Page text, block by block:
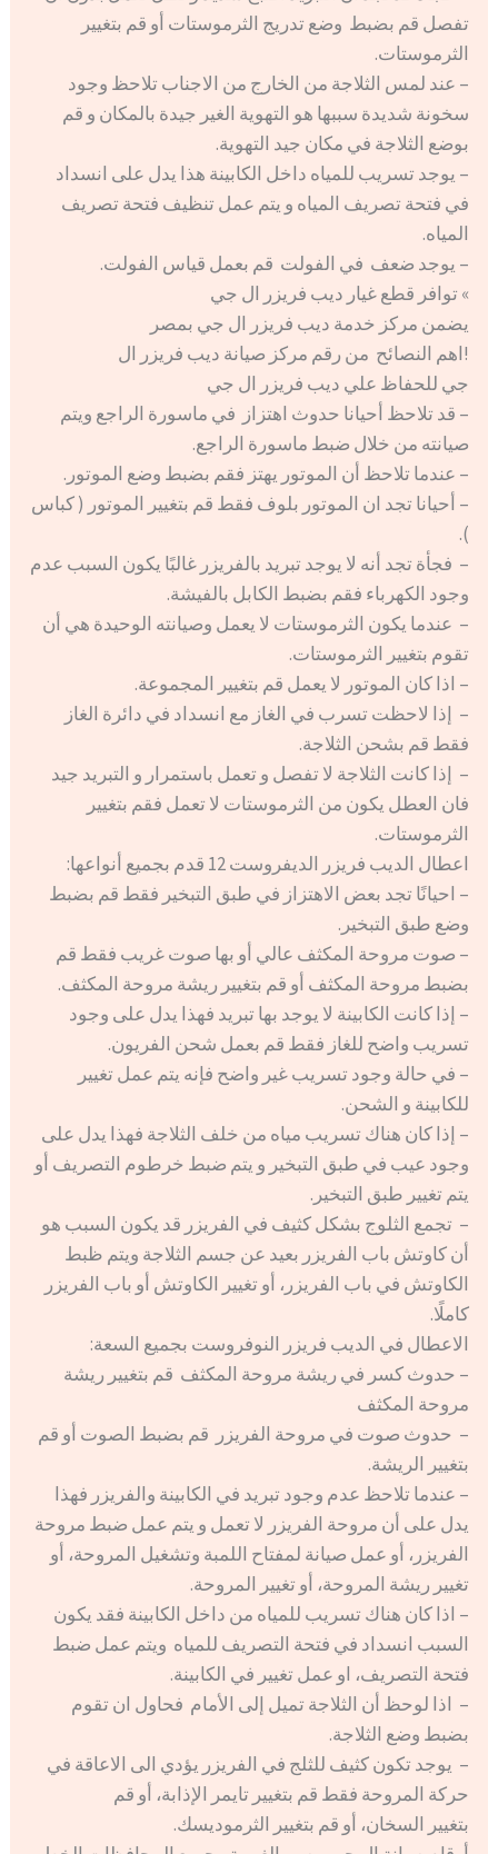
تفصل قم بضبط وضع تدريج الثرموستات أو قم بتغيير
الثرموستات.
– عند لمس الثلاجة من الخارج من الاجناب تلاحظ وجود
سخونة شديدة سببها هو التهوية الغير جيدة بالمكان و قم
بوضع الثلاجة في مكان جيد التهوية.
– يوجد تسريب للمياه داخل الكابينة هذا يدل على انسداد
في فتحة تصريف المياه و يتم عمل تنظيف فتحة تصريف
المياه.
– يوجد ضعف في الفولت قم بعمل قياس الفولت.
» توافر قطع غيار ديب فريزر ال جي
يضمن مركز خدمة ديب فريزر ال جي بمصر
!اهم النصائح من رقم مركز صيانة ديب فريزر ال
جي للحفاظ علي ديب فريزر ال جي
– قد تلاحظ أحيانا حدوث اهتزاز في ماسورة الراجع ويتم
صيانته من خلال ضبط ماسورة الراجع.
– عندما تلاحظ أن الموتور يهتز فقم بضبط وضع الموتور.
– أحيانا تجد ان الموتور بلوف فقط قم بتغيير الموتور ( كباس
).
– فجأة تجد أنه لا يوجد تبريد بالفريزر غالبًا يكون السبب عدم
وجود الكهرباء فقم بضبط الكابل بالفيشة.
– عندما يكون الثرموستات لا يعمل وصيانته الوحيدة هي أن
تقوم بتغيير الثرموستات.
– اذا كان الموتور لا يعمل قم بتغيير المجموعة.
– إذا لاحظت تسرب في الغاز مع انسداد في دائرة الغاز
فقط قم بشحن الثلاجة.
– إذا كانت الثلاجة لا تفصل و تعمل باستمرار و التبريد جيد
فان العطل يكون من الثرموستات لا تعمل فقم بتغيير
الثرموستات.
اعطال الديب فريزر الديفروست 12 قدم بجميع أنواعها:
– احيانًا تجد بعض الاهتزاز في طبق التبخير فقط قم بضبط
وضع طبق التبخير.
– صوت مروحة المكثف عالي أو بها صوت غريب فقط قم
بضبط مروحة المكثف أو قم بتغيير ريشة مروحة المكثف.
– إذا كانت الكابينة لا يوجد بها تبريد فهذا يدل على وجود
تسريب واضح للغاز فقط قم بعمل شحن الفريون.
– في حالة وجود تسريب غير واضح فإنه يتم عمل تغيير
للكابينة و الشحن.
– إذا كان هناك تسريب مياه من خلف الثلاجة فهذا يدل على
وجود عيب في طبق التبخير و يتم ضبط خرطوم التصريف أو
يتم تغيير طبق التبخير.
– تجمع الثلوج بشكل كثيف في الفريزر قد يكون السبب هو
أن كاوتش باب الفريزر بعيد عن جسم الثلاجة ويتم ظبط
الكاوتش في باب الفريزر، أو تغيير الكاوتش أو باب الفريزر
كاملًا.
الاعطال في الديب فريزر النوفروست بجميع السعة:
– حدوث كسر في ريشة مروحة المكثف قم بتغيير ريشة
مروحة المكثف
– حدوث صوت في مروحة الفريزر قم بضبط الصوت أو قم
بتغيير الريشة.
– عندما تلاحظ عدم وجود تبريد في الكابينة والفريزر فهذا
يدل على أن مروحة الفريزر لا تعمل و يتم عمل ضبط مروحة
الفريزر، أو عمل صيانة لمفتاح اللمبة وتشغيل المروحة، أو
تغيير ريشة المروحة، أو تغيير المروحة.
– اذا كان هناك تسريب للمياه من داخل الكابينة فقد يكون
السبب انسداد في فتحة التصريف للمياه ويتم عمل ضبط
فتحة التصريف، او عمل تغيير في الكابينة.
– اذا لوحظ أن الثلاجة تميل إلى الأمام فحاول ان تقوم
بضبط وضع الثلاجة.
– يوجد تكون كثيف للثلج في الفريزر يؤدي الى الاعاقة في
حركة المروحة فقط قم بتغيير تايمر الإذابة، أو قم
بتغيير السخان، أو قم بتغيير الثرموديسك.